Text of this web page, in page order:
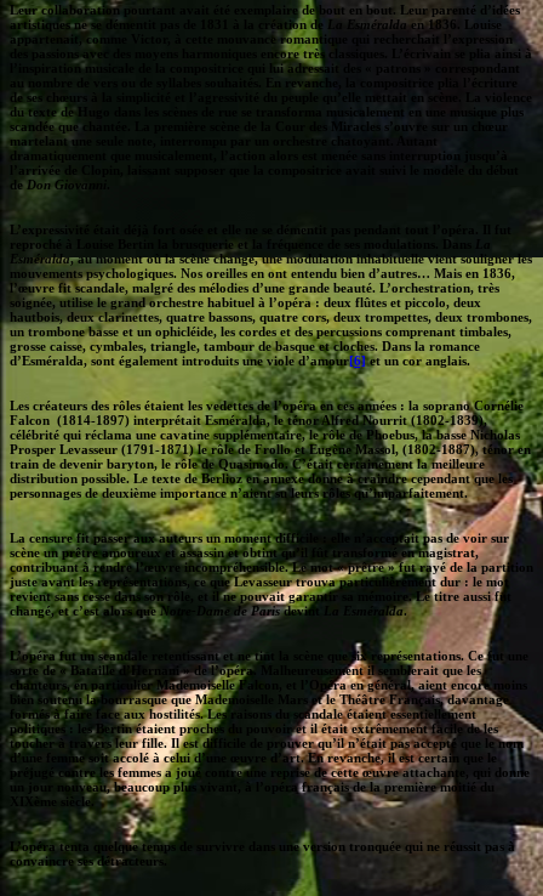
Leur collaboration pourtant avait été exemplaire de bout en bout. Leur parenté d’idées
artistiques ne se démentit pas de 1831 à la création de
La Esméralda en 1836. Louise
appartenait, comme Victor, à cette mouvance romantique qui recherchait l’expression
des passions avec des moyens harmoniques encore très classiques. L’écrivain se plia ainsi à
l’inspiration musicale de la compositrice qui lui adressait des « patrons » correspondant
au nombre de vers ou de syllabes souhaités. En revanche, la compositrice plia l’écriture
de ses chœurs à la simplicité et l’agressivité du peuple qu’elle mettait en scène. La violence
du texte de Hugo dans les scènes de rue se transforma musicalement en une musique plus
scandée que chantée. La première scène de la Cour des Miracles s’ouvre sur un chœur
martelant une seule note, interrompu par un orchestre chatoyant. Autant
dramatiquement que musicalement, l’action alors est menée sans interruption jusqu’à
l’arrivée de Clopin, laissant supposer que la compositrice avait suivi le modèle du début
de Don Giovanni
L’expressivité était déjà fort osée et elle ne se démentit pas pendant tout l’opéra. Il fut
reproché à Louise Bertin la brusquerie et la fréquence de ses modulations. Dans
Esméralda, au moment où la scène change, une modulation inhabituelle vient souligner les
mouvements psychologiques. Nos oreilles en ont entendu bien d’autres… Mais en 1836,
l’œuvre fit scandale, malgré des mélodies d’une grande beauté. L’orchestration, très
soignée, utilise le grand orchestre habituel à l’opéra : deux flûtes et piccolo, deux
hautbois, deux clarinettes, quatre bassons, quatre cors, deux trompettes, deux trombones,
un trombone basse et un ophicléide, les cordes et des percussions comprenant timbales,
grosse caisse, cymbales, triangle, tambour de basque et cloches. Dans la romance
d’Esméralda, sont également introduits une viole d’amour[6]et un cor anglais.
Les créateurs des rôles étaient les vedettes de l’opéra en ces années : la soprano Cornélie
Falcon (1814-1897) interprétait Esméralda, le ténor Alfred Nourrit (1802-1839),
célébrité qui réclama une cavatine supplémentaire, le rôle de Phoebus, la basse Nicholas
Prosper Levasseur (1791-1871) le rôle de Frollo et Eugène Massol, (1802-1887), ténor en
train de devenir baryton, le rôle de Quasimodo. C’était certainement la meilleure
distribution possible. Le texte de Berlioz en annexe donne à craindre cependant que les
personnages de deuxième importance n’aient su leurs rôles qu’imparfaitement.
La censure fit passer aux auteurs un moment difficile : elle n’acceptait pas de voir sur
scène un prêtre amoureux et assassin et obtint qu’il fût transformé en magistrat,
contribuant à rendre l’œuvre incompréhensible. Le mot « prêtre » fut rayé de la partition
juste avant les représentations, ce que Levasseur trouva particulièrement dur : le mot
revient sans cesse dans son rôle, et il ne pouvait garantir sa mémoire. Le titre aussi fut
changé, et c’est alors queNotre-Dame de Parisdevint La Esméralda.
L’opéra fut un scandale retentissant et ne tint la scène que six représentations. Ce fut une
sorte de « Bataille d’Hernani » de l’opéra. Malheureusement il semblerait que les
chanteurs, en particulier Mademoiselle Falcon, et l’Opéra en général, aient encore moins
bien soutenu la bourrasque que Mademoiselle Mars et le Théâtre Français, davantage
formés à faire face aux hostilités. Les raisons du scandale étaient essentiellement
politiques : les Bertin étaient proches du pouvoir et il était extrêmement facile de les
toucher à travers leur fille. Il est difficile de prouver qu’il n’était pas accepté que le nom
d’une femme soit accolé à celui d’une œuvre d’art. En revanche, il est certain que le
préjugé contre les femmes a joué contre une reprise de cette œuvre attachante, qui donne
un jour nouveau, beaucoup plus vivant, à l’opéra français de la première moitié du
XIXème siècle.
L’opéra tenta quelque temps de survivre dans une version tronquée qui ne réussit pas à
convaincre ses détracteurs.